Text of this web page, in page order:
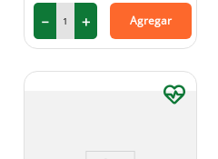
＋
－ Agregar